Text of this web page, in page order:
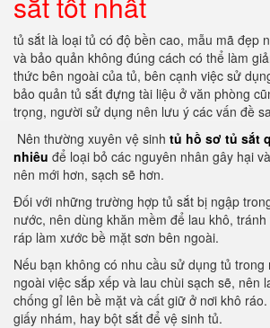
tủ sắt là loại tủ có độ bền cao, mẫu mã đẹp
và bảo quản không đúng cách có thể làm
thức bên ngoài của tủ, bên cạnh việc sử
bảo quản tủ sắt đựng tài liệu ở văn phòng
trọng, người sử dụng nên lưu ý các vấn đề
Nên thường xuyên vệ sinh tủ hồ sơ tủ sắt
nhiêu để loại bỏ các nguyên nhân gây hại
nên mới hơn, sạch sẽ hơn.
Đối với những trường hợp tủ sắt bị ngập
nước, nên dùng khăn mềm để lau khô,
ráp làm xước bề mặt sơn bên ngoài.
Nếu bạn không có nhu cầu sử dụng tủ trong
ngoài việc sắp xếp và lau chùi sạch sẽ, nên
chống gỉ lên bề mặt và cất giữ ở nơi khô ráo.
giấy nhám, hay bột sắt để vệ sinh tủ.